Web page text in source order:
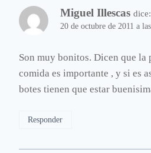
Miguel Illescas dice:
20 de octubre de 2011 a
Son muy bonitos. Dicen que la
comida es importante , y si es
botes tienen que estar
Responder